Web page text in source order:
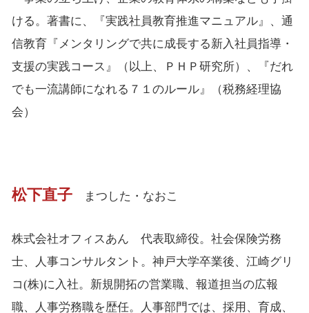
ける。著書に、『実践社員教育推進マニュアル』、通
信教育『メンタリングで共に成長する新入社員指導・
支援の実践コース』（以上、ＰＨＰ研究所）、『だれ
でも一流講師になれる７１のルール』（税務経理協
会）
松下直子まつした・なおこ
株式会社オフィスあん 代表取締役。社会保険労務
士、人事コンサルタント。神戸大学卒業後、江崎グリ
コ(株)に入社。新規開拓の営業職、報道担当の広報
職、人事労務職を歴任。人事部門では、採用、育成、